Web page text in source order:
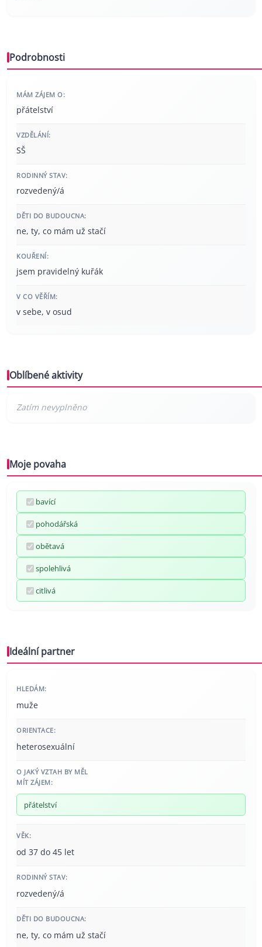
Podrobnosti
MÁM ZÁJEM O:
přátelství
VZDĚLÁNÍ:
SŠ
RODINNÝ STAV:
rozvedený/á
DĚTI DO BUDOUCNA:
ne, ty, co mám už stačí
KOUŘENÍ:
jsem pravidelný kuřák
V CO VĚŘÍM:
v sebe, v osud
Oblíbené aktivity
Moje povaha
bavící
pohodářská
obětavá
spolehlivá
citlivá
Ideální partner
HLEDÁM:
muže
ORIENTACE:
heterosexuální
O JAKÝ VZTAH BY MĚL
MÍT ZÁJEM:
přátelství
VĚK:
od 37 do 45 let
RODINNÝ STAV:
rozvedený/á
DĚTI DO BUDOUCNA:
ne, ty, co mám už stačí